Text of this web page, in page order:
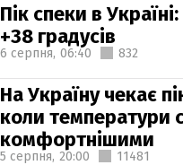
Пік спеки в
+38 градусів
6 серпня, 06:40 832
На Україну чекає
коли температури
комфортнішими
5 серпня, 20:00 11481